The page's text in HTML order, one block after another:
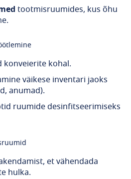
tootmisruumides, kus õhu
konveierite kohal.
väikese inventari jaoks
anumad).
ruumide desinfitseerimiseks
et vähendada
hulka.